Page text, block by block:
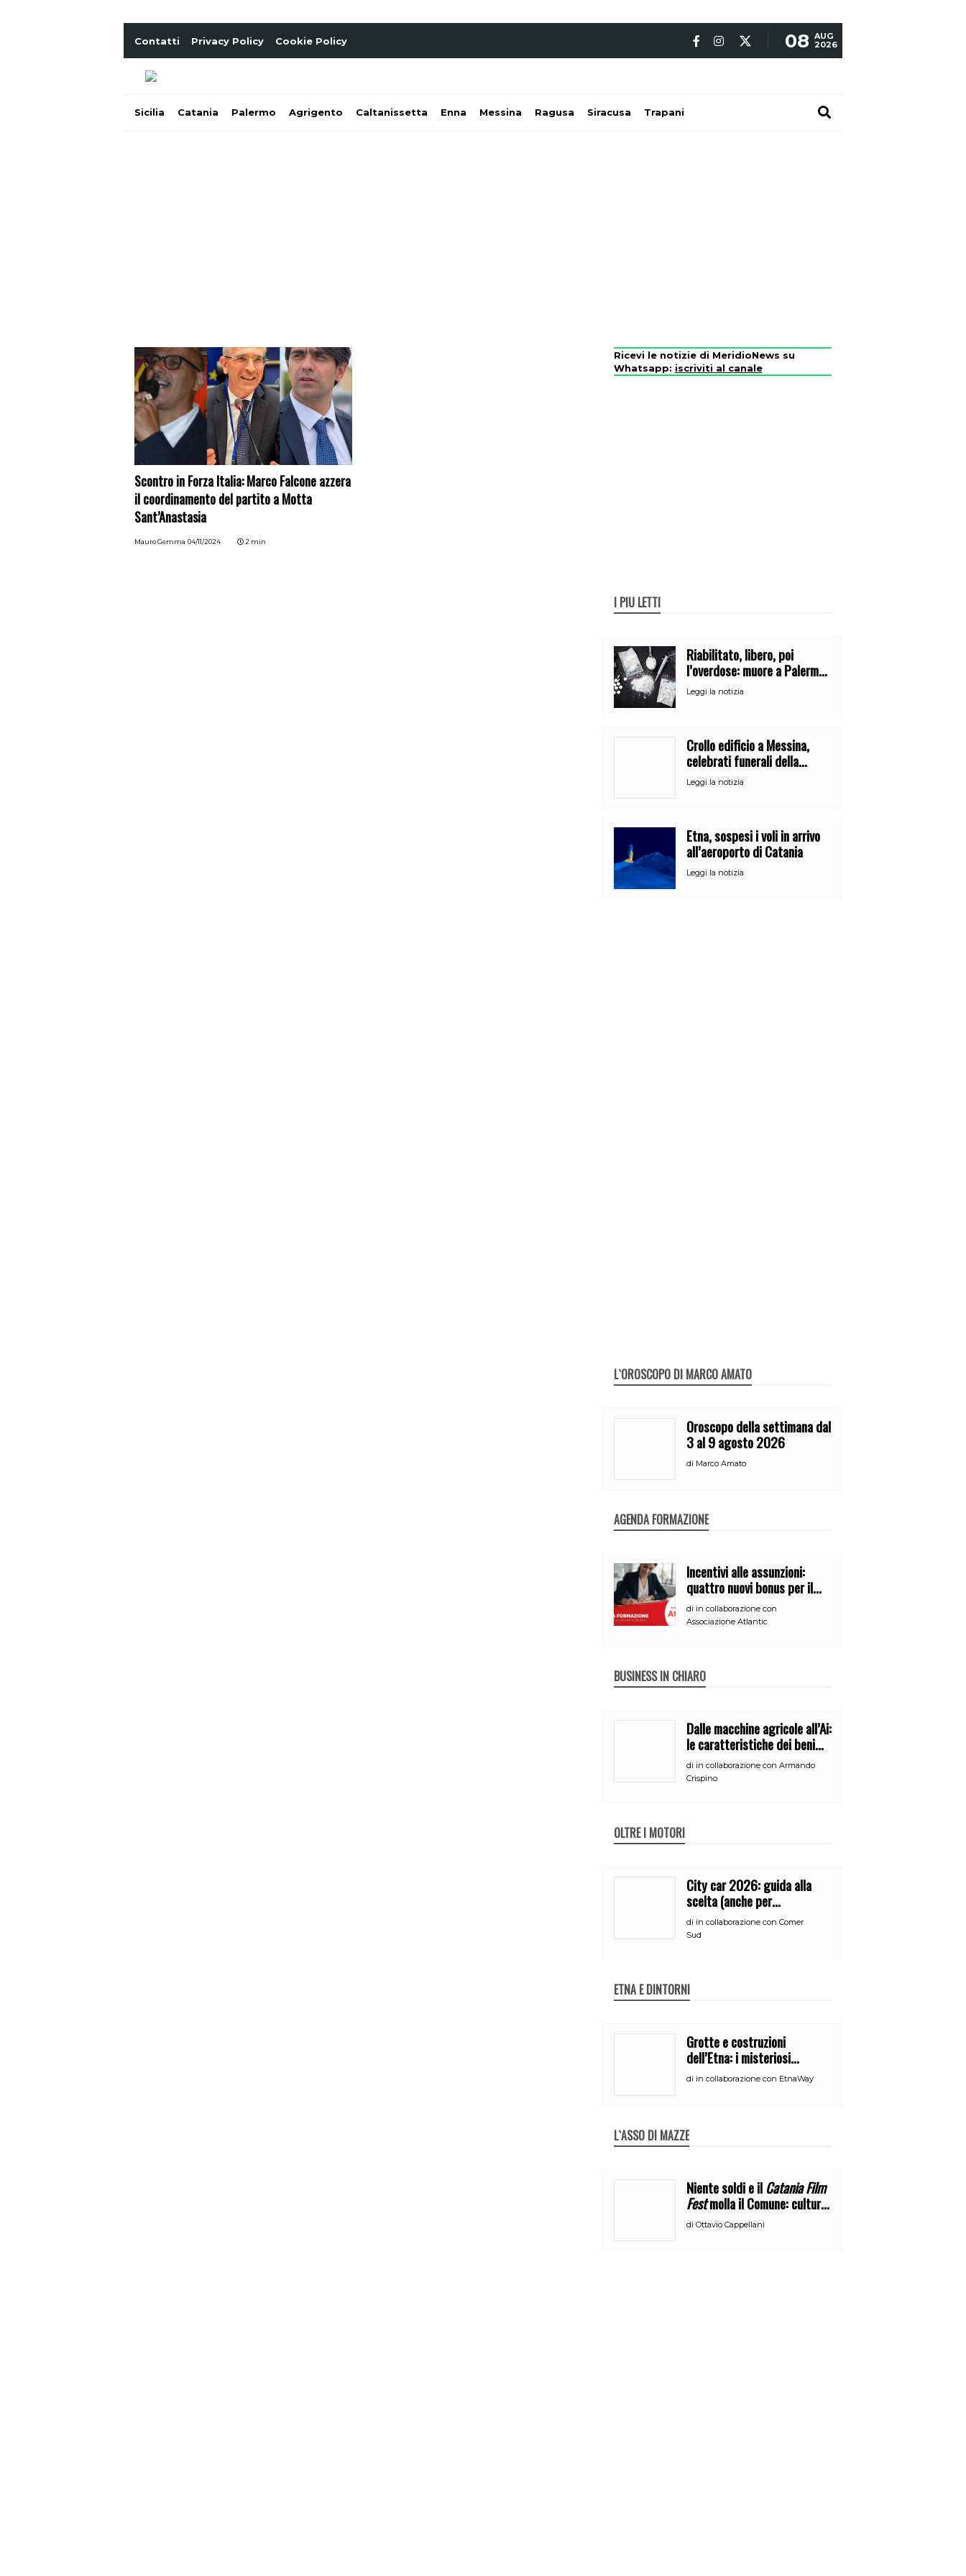
Contatti Privacy Policy Cookie Policy 08 AUG
2026
Sicilia Catania Palermo Agrigento Caltanissetta Enna Messina Ragusa Siracusa Trapani
Scontro in Forza Italia: Marco Falcone azzera
il coordinamento del partito a Motta
Sant’Anastasia
Mauro Gemma 04/11/2024 2 min
Ricevi le notizie di MeridioNews su
Whatsapp: iscriviti al canale
I PIÙ LETTI
Riabilitato, libero, poi
l’overdose: muore a Palermo
un mese dopo l’uscita dalla
comunità
Leggi la notizia
Crollo edificio a Messina,
celebrati funerali della
21enne Alessandra Frazzica
Leggi la notizia
Etna, sospesi i voli in arrivo
all’aeroporto di Catania
Leggi la notizia
L`OROSCOPO DI MARCO AMATO
Oroscopo della settimana dal
3 al 9 agosto 2026
di Marco Amato
AGENDA FORMAZIONE
Incentivi alle assunzioni:
quattro nuovi bonus per il
2026
di in collaborazione con
Associazione Atlantic
BUSINESS IN CHIARO
Dalle macchine agricole all’Ai:
le caratteristiche dei beni
per accedere
all’iperammortamento
di in collaborazione con Armando
Crispino
OLTRE I MOTORI
City car 2026: guida alla
scelta (anche per
neopatentati)
di in collaborazione con Comer
Sud
ETNA E DINTORNI
Grotte e costruzioni
dell’Etna: i misteriosi
nascondigli del vulcano
di in collaborazione con EtnaWay
L`ASSO DI MAZZE
Niente soldi e ilCatania Film
Festmolla il Comune: cultura
o broru di ciciri?
di Ottavio Cappellani